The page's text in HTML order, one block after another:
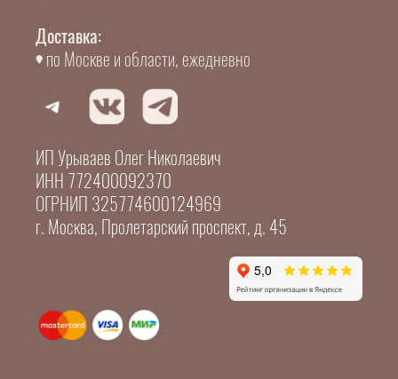
Доставка:
по Москве и области, ежедневно
ИП Урываев Олег Николаевич
ИНН 772400092370
ОГРНИП 325774600124969
г. Москва, Пролетарский проспект, д. 45